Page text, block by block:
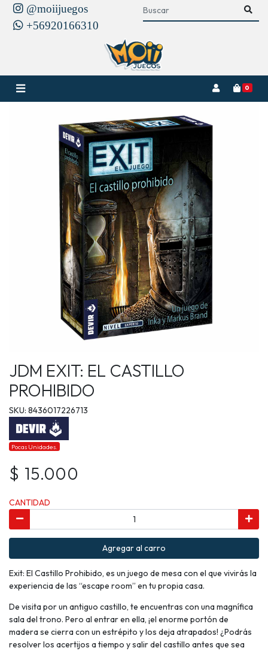
@moiijuegos
+56920166310
0
JDM EXIT: EL CASTILLO
PROHIBIDO
SKU: 8436017226713
Pocas Unidades.
$ 15.000
CANTIDAD
Agregar al carro
Exit: El Castillo Prohibido, es un juego de mesa con el que vivirás la
experiencia de las “escape room” en tu propia casa.
De visita por un antiguo castillo, te encuentras con una magnífica
sala del trono. Pero al entrar en ella, ¡el enorme portón de
madera se cierra con un estrépito y los deja atrapados! ¿Podrás
resolver los acertijos a tiempo y salir del castillo antes que sea